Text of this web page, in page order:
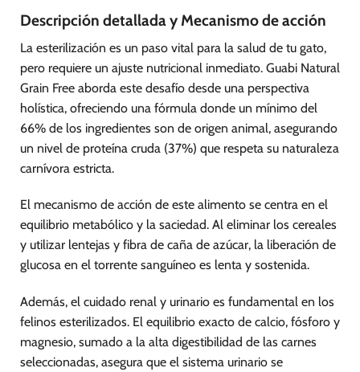
Descripción detallada y Mecanismo de acción
La esterilización es un paso vital para la salud de tu gato,
pero requiere un ajuste nutricional inmediato. Guabi Natural
Grain Free aborda este desafío desde una perspectiva
holística, ofreciendo una fórmula donde un mínimo del
66% de los ingredientes son de origen animal, asegurando
un nivel de proteína cruda (37%) que respeta su naturaleza
carnívora estricta.
El mecanismo de acción de este alimento se centra en el
equilibrio metabólico y la saciedad. Al eliminar los cereales
y utilizar lentejas y fibra de caña de azúcar, la liberación de
glucosa en el torrente sanguíneo es lenta y sostenida.
Además, el cuidado renal y urinario es fundamental en los
felinos esterilizados. El equilibrio exacto de calcio, fósforo y
magnesio, sumado a la alta digestibilidad de las carnes
seleccionadas, asegura que el sistema urinario se